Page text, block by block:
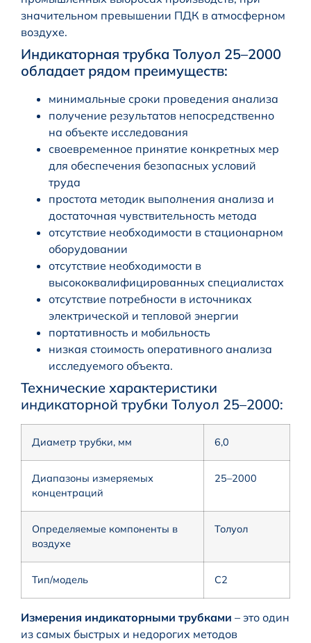
значительном превышении ПДК в атмосферном
воздухе.
Индикаторная трубка Толуол 25–2000
обладает рядом преимуществ:
минимальные сроки проведения анализа
получение результатов непосредственно
на объекте исследования
своевременное принятие конкретных мер
для обеспечения безопасных условий
труда
простота методик выполнения анализа и
достаточная чувствительность метода
отсутствие необходимости в стационарном
оборудовании
отсутствие необходимости в
высококвалифицированных специалистах
отсутствие потребности в источниках
электрической и тепловой энергии
портативность и мобильность
низкая стоимость оперативного анализа
исследуемого объекта.
Технические характеристики
индикаторной трубки Толуол 25–2000:
Диаметр трубки, мм 6,0
Диапазоны измеряемых
концентраций
25–2000
Определяемые компоненты в
воздухе
Толуол
Тип/модель С2
Измерения индикаторными трубками – это один
из самых быстрых и недорогих методов